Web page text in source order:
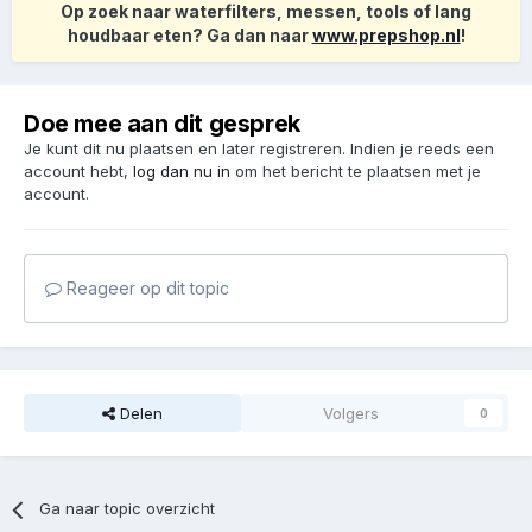
Op zoek naar waterfilters, messen, tools of lang
houdbaar eten? Ga dan naarwww.prepshop.nl!
Doe mee aan dit gesprek
Je kunt dit nu plaatsen en later registreren. Indien je reeds een
account hebt, log dan nu in om het bericht te plaatsen met je
account.
Reageer op dit topic
Delen Volgers 0
Ga naar topic overzicht